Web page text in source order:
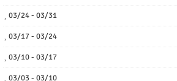
03/24 - 03/31
03/17 - 03/24
03/10 - 03/17
03/03 - 03/10